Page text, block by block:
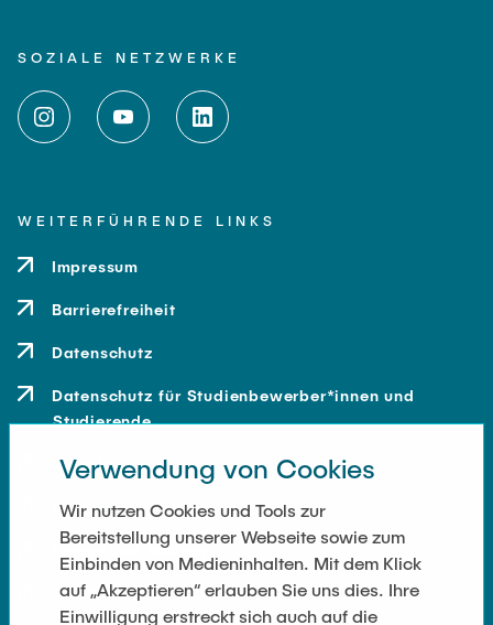
SOZIALE NETZWERKE
WEITERFÜHRENDE LINKS
Impressum
Barrierefreiheit
Datenschutz
Datenschutz für Studienbewerber*innen und
Studierende
Kontakt
Anfahrt
Presse und Medien
Merchandise-Shop
Verwendung von Cookies
Wir nutzen Cookies und Tools zur
Bereitstellung unserer Webseite sowie zum
Einbinden von Medieninhalten. Mit dem Klick
auf „Akzeptieren“ erlauben Sie uns dies. Ihre
Einwilligung erstreckt sich auch auf die